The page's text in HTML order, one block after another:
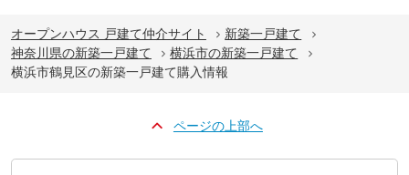
オープンハウス 戸建て仲介サイト
新築一戸建て
神奈川県の新築一戸建て
横浜市の新築一戸建て
横浜市鶴見区の新築一戸建て購入情報
ページの上部へ